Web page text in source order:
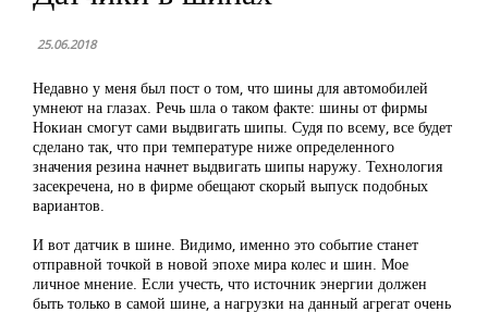
25.06.2018
Недавно у меня был пост о том, что шины для автомобилей
умнеют на глазах. Речь шла о таком факте: шины от фирмы
Нокиан смогут сами выдвигать шипы. Судя по всему, все будет
сделано так, что при температуре ниже определенного
значения резина начнет выдвигать шипы наружу. Технология
засекречена, но в фирме обещают скорый выпуск подобных
вариантов.
И вот датчик в шине. Видимо, именно это событие станет
отправной точкой в новой эпохе мира колес и шин. Мое
личное мнение. Если учесть, что источник энергии должен
быть только в самой шине, а нагрузки на данный агрегат очень